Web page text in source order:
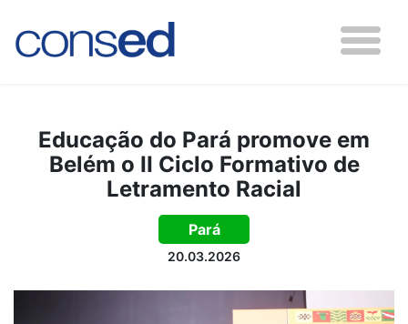
Educação do Pará promove em
Belém o II Ciclo Formativo de
Letramento Racial
Pará
20.03.2026